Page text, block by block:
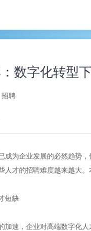
数字化转型
招聘
成为企业发展的必然趋势
人才的招聘难度越来越大
短缺
加速，企业对高端数字化